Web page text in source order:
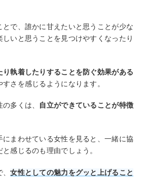
で、誰かに甘えたいと思うことが少な
しいと思うことを見つけやすくなったり
り執着したりすることを防ぐ効果がある
さを感じるようになります。
多くは、 自立ができていることが特徴
にまわせている女性を見ると、一緒に協
感じるのも理由でしょう。
、女性としての魅力をグッと上げること